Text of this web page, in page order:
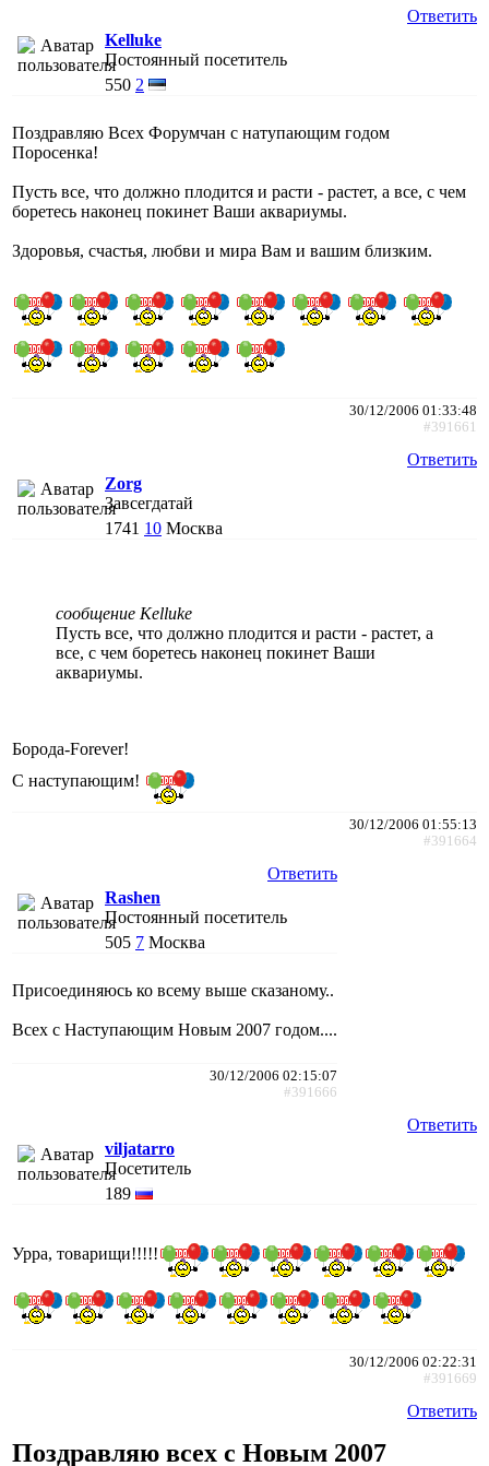
Ответить
Kelluke
Постоянный посетитель
550 2
Поздравляю Всех Форумчан с натупающим годом
Поросенка!
Пусть все, что должно плодится и расти - растет, а все, с чем
боретесь наконец покинет Ваши аквариумы.
Здоровья, счастья, любви и мира Вам и вашим близким.
30/12/2006 01:33:48
#391661
Ответить
Zorg
Завсегдатай
1741 10 Москва
сообщение Kelluke
Пусть все, что должно плодится и расти - растет, а
все, с чем боретесь наконец покинет Ваши
аквариумы.
Борода-Forever!
С наступающим!
30/12/2006 01:55:13
#391664
Ответить
Rashen
Постоянный посетитель
505 7 Москва
Присоединяюсь ко всему выше сказаному..
Всех с Наступающим Новым 2007 годом....
30/12/2006 02:15:07
#391666
Ответить
viljatarro
Посетитель
189
Урра, товарищи!!!!!
30/12/2006 02:22:31
#391669
Ответить
Поздравляю всех с Новым 2007